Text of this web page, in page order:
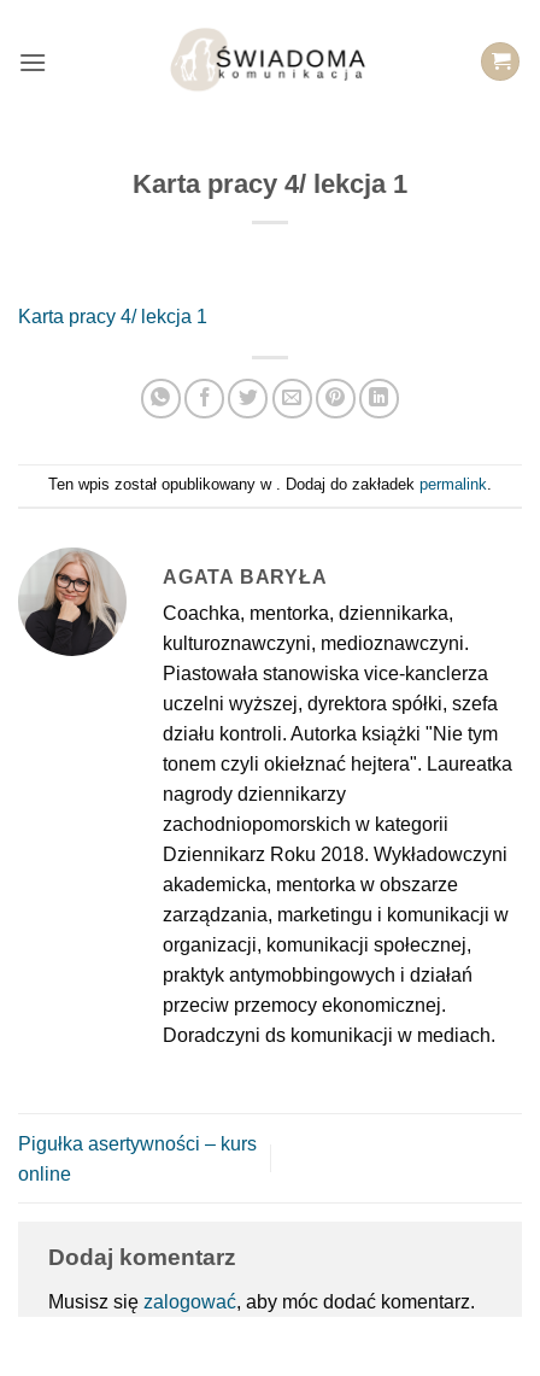
treści
Karta pracy 4/ lekcja 1
Karta pracy 4/ lekcja 1
Ten wpis został opublikowany w . Dodaj do zakładek permalink
AGATA BARYŁA
Coachka, mentorka, dziennikarka,
kulturoznawczyni, medioznawczyni.
Piastowała stanowiska vice-kanclerza
uczelni wyższej, dyrektora spółki, szefa
działu kontroli. Autorka książki "Nie tym
tonem czyli okiełznać hejtera". Laureatka
nagrody dziennikarzy
zachodniopomorskich w kategorii
Dziennikarz Roku 2018. Wykładowczyni
akademicka, mentorka w obszarze
zarządzania, marketingu i komunikacji w
organizacji, komunikacji społecznej,
praktyk antymobbingowych i działań
przeciw przemocy ekonomicznej.
Doradczyni ds komunikacji w mediach.
Pigułka asertywności – kurs
online
Dodaj komentarz
Musisz się zalogować, aby móc dodać komentarz.